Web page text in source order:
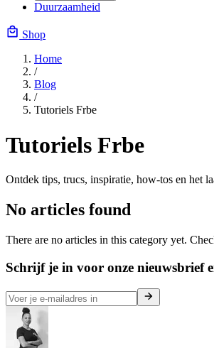
Duurzaamheid
Shop
Home
/
Blog
/
Tutoriels Frbe
Tutoriels Frbe
Ontdek tips, trucs, inspiratie, how-tos en het
No articles found
There are no articles in this category yet.
Schrijf je in voor onze nieuwsbrief